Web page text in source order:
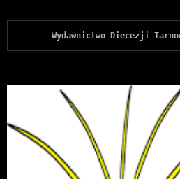
Wydawnictwo Diecezji